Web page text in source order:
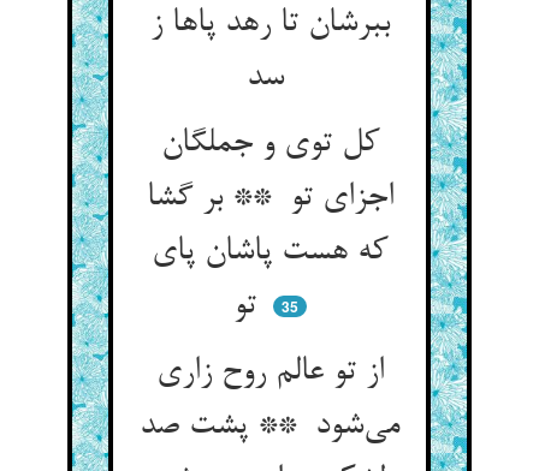
ببرشان تا رهد پاها ز
سد
کل توی و جملگان
اجزای تو ** بر گشا
که هست پاشان پای
تو
35
از تو عالم روح زاری
می‌شود ** پشت صد